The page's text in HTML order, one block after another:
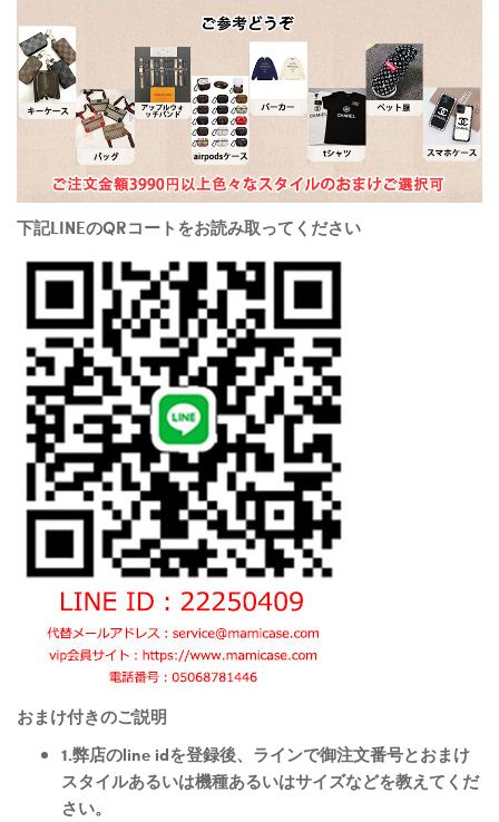
下記LINEのQRコートをお読み取ってください
おまけ付きのご説明
1.弊店のline idを登録後、ラインで御注文番号とおまけ
スタイルあるいは機種あるいはサイズなどを教えてくだ
さい。